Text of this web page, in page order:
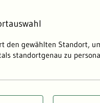
den gewählten Standort,
standortgenau zu